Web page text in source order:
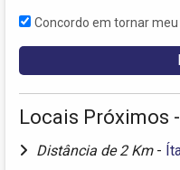
Concordo em tornar
Locais Próximos
Distância de 2 Km -